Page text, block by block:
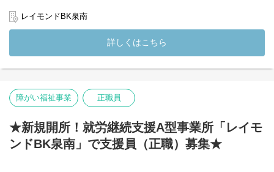
南」が誕生します。新しい店舗で、利用者さまの支援を行いなが
【主な業務内容】
利用者さまが店舗スタッフとして安心して働けるように支援しな
ただけるポジションです。
け、相談対応など）
・店舗業務（接客、レジ、ハンバーガーの調理、清掃など）
・サービス管理責任者・店長との連携
レイモンドBK泉南
詳しくはこちら
障がい福祉事業 正職員
★新規開所！就労継続支援A型事業所「レイモ
ンドBK泉南」で支援員（正職）募集★